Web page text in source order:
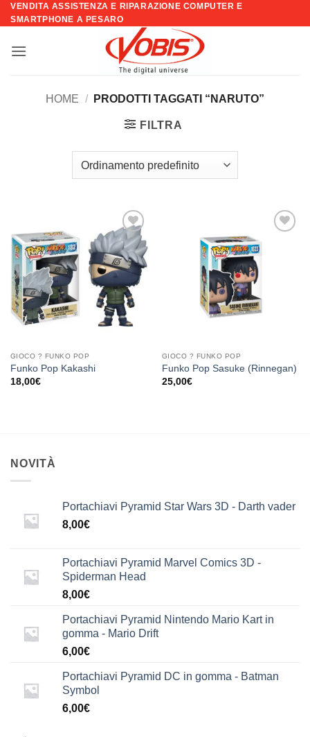
Salta
ai
VENDITA ASSISTENZA E RIPARAZIONE COMPUTER E
SMARTPHONE A PESARO
HOME / PRODOTTI TAGGATI “NARUTO”
FILTRA
Aggiungi
alla lista
dei
desideri
GIOCO ? FUNKO POP
Funko Pop Kakashi
18,00€
GIOCO ? FUNKO POP
Funko Pop Sasuke (Rinnegan)
25,00€
NOVITÀ
Portachiavi Pyramid Star Wars 3D - Darth vader
8,00€
Portachiavi Pyramid Marvel Comics 3D -
Spiderman Head
8,00€
Portachiavi Pyramid Nintendo Mario Kart in
gomma - Mario Drift
6,00€
Portachiavi Pyramid DC in gomma - Batman
Symbol
6,00€